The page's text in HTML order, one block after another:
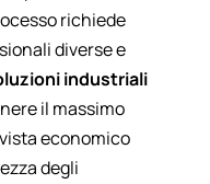
richiede
diverse e
industriali
il massimo
economico
degli